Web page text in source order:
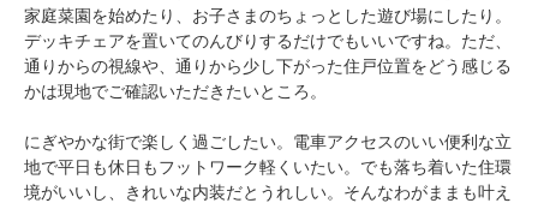
家庭菜園を始めたり、お子さまのちょっとした遊び場にしたり。
デッキチェアを置いてのんびりするだけでもいいですね。ただ、
通りからの視線や、通りから少し下がった住戸位置をどう感じる
かは現地でご確認いただきたいところ。
にぎやかな街で楽しく過ごしたい。電車アクセスのいい便利な立
地で平日も休日もフットワーク軽くいたい。でも落ち着いた住環
境がいいし、きれいな内装だとうれしい。そんなわがままも叶え